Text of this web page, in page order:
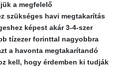
a megfelelő
szükséges havi megtakarítás
képest akár 3-4-szer
tízezer forinttal nagyobbra
a havonta megtakarítandó
kell, hogy érdemben ki tudják